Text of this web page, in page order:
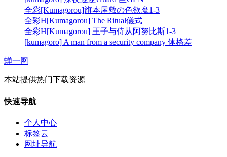
全彩[Kumagorou]旗本屋敷の色欲魔1-3
全彩H[Kumagorou] The Ritual儀式
全彩H[Kumagorou] 王子与侍从阿努比斯1-3
[kumagoro] A man from a security company 体格差
蝉一网
本站提供热门下载资源
快速导航
个人中心
标签云
网址导航